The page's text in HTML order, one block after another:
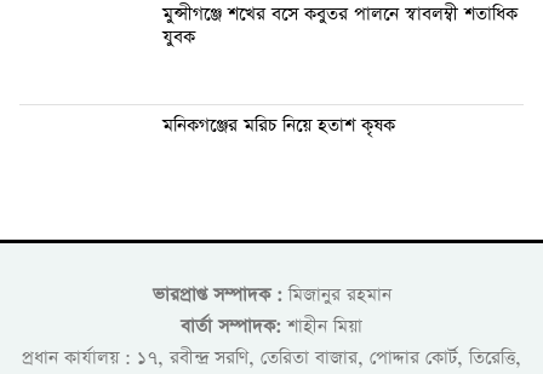
মুন্সীগঞ্জে শখের বসে কবুতর পালনে স্বাবলম্বী শতাধিক
যুবক
মনিকগঞ্জের মরিচ নিয়ে হতাশ কৃষক
ভারপ্রাপ্ত সম্পাদক :মিজানুর রহমান
বার্তা সম্পাদক: শাহীন মিয়া
প্রধান কার্যালয় : ১৭, রবীন্দ্র সরণি, তেরিতা বাজার, পোদ্দার কোর্ট, তিরেত্তি,